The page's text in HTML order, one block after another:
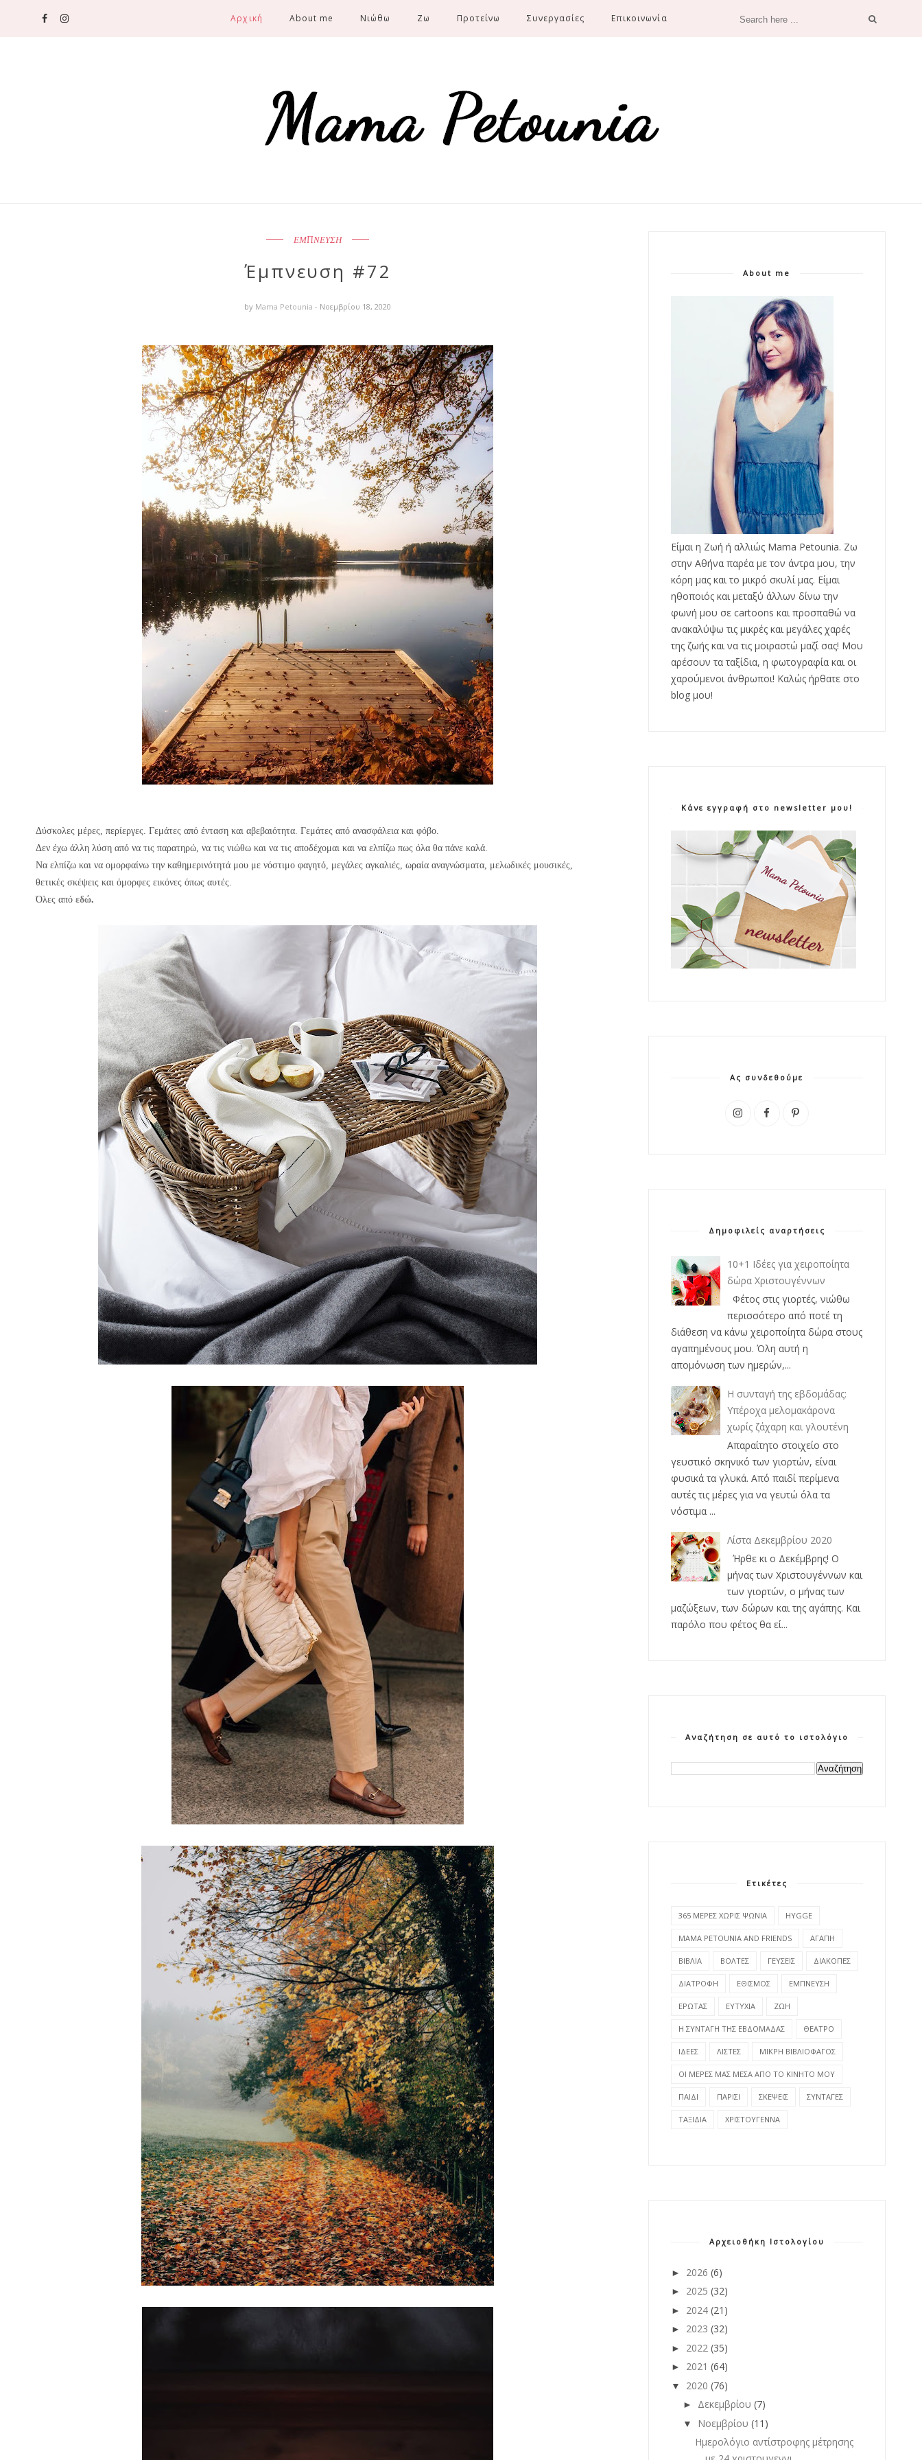
Αρχική About me Νιώθω Ζω Προτείνω Συνεργασίες Επικοινωνία
ΕΜΠΝΕΥΣΗ
Έμπνευση #72
by Mama Petounia- Νοεμβρίου 18, 2020
Δύσκολες μέρες, περίεργες. Γεμάτες από ένταση και αβεβαιότητα. Γεμάτες από ανασφάλεια και φόβο.
Δεν έχω άλλη λύση από να τις παρατηρώ, να τις νιώθω και να τις αποδέχομαι και να ελπίζω πως όλα θα πάνε καλά.
Να ελπίζω και να ομορφαίνω την καθημερινότητά μου με νόστιμο φαγητό, μεγάλες αγκαλιές, ωραία αναγνώσματα, μελωδικές μουσικές,
θετικές σκέψεις και όμορφες εικόνες όπως αυτές.
Όλες από εδώ.
About me
Είμαι η Ζωή ή αλλιώς Mama Petounia. Ζω
στην Αθήνα παρέα με τον άντρα μου, την
κόρη μας και το μικρό σκυλί μας. Είμαι
ηθοποιός και μεταξύ άλλων δίνω την
φωνή μου σε cartoons και προσπαθώ να
ανακαλύψω τις μικρές και μεγάλες χαρές
της ζωής και να τις μοιραστώ μαζί σας! Μου
αρέσουν τα ταξίδια, η φωτογραφία και οι
χαρούμενοι άνθρωποι! Καλώς ήρθατε στο
blog μου!
Κάνε εγγραφή στο newsletter μου!
Ας συνδεθούμε
Δημοφιλείς αναρτήσεις
10+1 Ιδέες για χειροποίητα
δώρα Χριστουγέννων
Φέτος στις γιορτές, νιώθω
περισσότερο από ποτέ τη
διάθεση να κάνω χειροποίητα δώρα στους
αγαπημένους μου. Όλη αυτή η
απομόνωση των ημερών,...
Η συνταγή της εβδομάδας:
Υπέροχα μελομακάρονα
χωρίς ζάχαρη και γλουτένη
Απαραίτητο στοιχείο στο
γευστικό σκηνικό των γιορτών, είναι
φυσικά τα γλυκά. Από παιδί περίμενα
αυτές τις μέρες για να γευτώ όλα τα
νόστιμα ...
Λίστα Δεκεμβρίου 2020
Ήρθε κι ο Δεκέμβρης! Ο
μήνας των Χριστουγέννων και
των γιορτών, ο μήνας των
μαζώξεων, των δώρων και της αγάπης. Και
παρόλο που φέτος θα εί...
Αναζήτηση σε αυτό το ιστολόγιο
Ετικέτες
365 ΜΕΡΕΣ ΧΩΡΙΣ ΨΩΝΙΑ HYGGE
MAMA PETOUNIA AND FRIENDS ΑΓΑΠΗ
ΒΙΒΛΙΑ ΒΟΛΤΕΣ ΓΕΥΣΕΙΣ ΔΙΑΚΟΠΕΣ
ΔΙΑΤΡΟΦΗ ΕΘΙΣΜΟΣ ΕΜΠΝΕΥΣΗ
ΕΡΩΤΑΣ ΕΥΤΥΧΙΑ ΖΩΗ
Η ΣΥΝΤΑΓΗ ΤΗΣ ΕΒΔΟΜΑΔΑΣ ΘΕΑΤΡΟ
ΙΔΕΕΣ ΛΙΣΤΕΣ ΜΙΚΡΗ ΒΙΒΛΙΟΦΑΓΟΣ
ΟΙ ΜΕΡΕΣ ΜΑΣ ΜΕΣΑ ΑΠΟ ΤΟ ΚΙΝΗΤΟ ΜΟΥ
ΠΑΙΔΙ ΠΑΡΙΣΙ ΣΚΕΨΕΙΣ ΣΥΝΤΑΓΕΣ
ΤΑΞΙΔΙΑ ΧΡΙΣΤΟΥΓΕΝΝΑ
Αρχειοθήκη Ιστολογίου
► 2026 (6)
► 2025 (32)
► 2024 (21)
► 2023 (32)
► 2022 (35)
► 2021 (64)
▼ 2020 (76)
► Δεκεμβρίου (7)
▼ Νοεμβρίου (11)
Ημερολόγιο αντίστροφης μέτρησης